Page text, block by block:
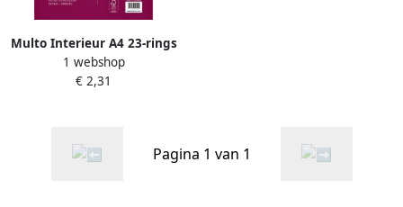
Multo Interieur A4 23-rings
ruit 5mm 50vel
1 webshop
€ 2,31
Pagina 1 van 1